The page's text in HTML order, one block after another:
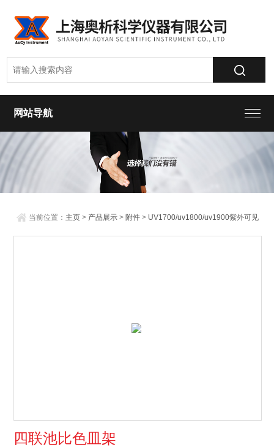
网站导航
当前位置： 主页 > 产品展示 > 附件 > UV1700/uv1800/uv1900紫外可见
四联池比色皿架